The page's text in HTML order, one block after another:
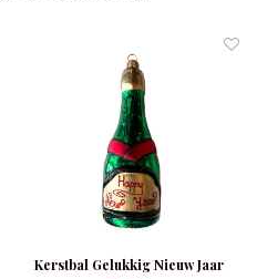
Kerstbal Gelukkig Nieuw Jaar